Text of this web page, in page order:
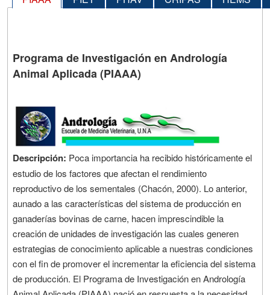
Programa de Investigación en Andrología
Animal Aplicada (PIAAA)
Descripción: Poca importancia ha recibido históricamente el
estudio de los factores que afectan el rendimiento
reproductivo de los sementales (Chacón, 2000). Lo anterior,
aunado a las características del sistema de producción en
ganaderías bovinas de carne, hacen imprescindible la
creación de unidades de investigación las cuales generen
estrategias de conocimiento aplicable a nuestras condiciones
con el fin de promover el incrementar la eficiencia del sistema
de producción. El Programa de Investigación en Andrología